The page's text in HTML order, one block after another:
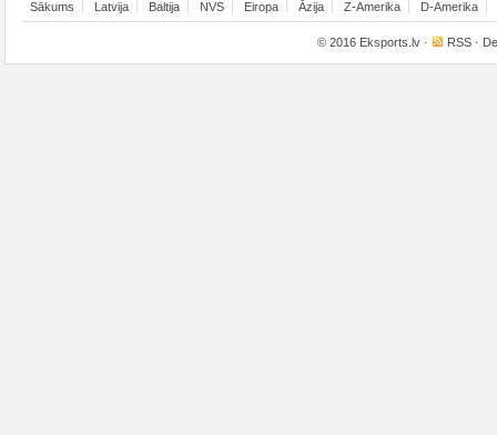
Sākums Latvija Baltija NVS Eiropa Āzija Z-Amerika D-Amerika
© 2016 Eksports.lv · RSS ·